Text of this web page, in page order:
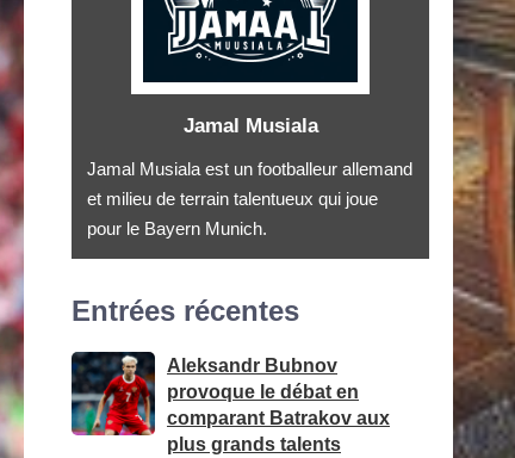
Jamal Musiala
Jamal Musiala est un footballeur allemand
et milieu de terrain talentueux qui joue
pour le Bayern Munich.
Entrées récentes
Aleksandr Bubnov
provoque le débat en
comparant Batrakov aux
plus grands talents